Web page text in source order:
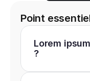
Point
Lorem
?